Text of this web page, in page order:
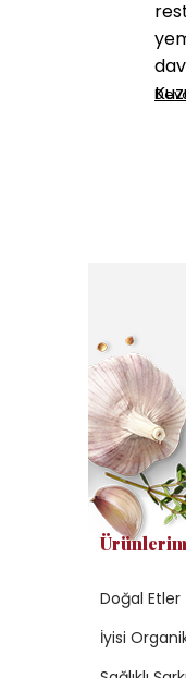
Doğal Etler
İyisi